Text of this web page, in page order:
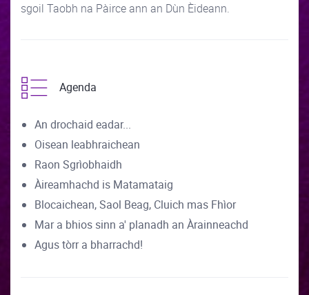
sgoil Taobh na Pàirce ann an Dùn Èideann.
Agenda
An drochaid eadar...
Oisean leabhraichean
Raon Sgrìobhaidh
Àireamhachd is Matamataig
Blocaichean, Saol Beag, Cluich mas Fhìor
Mar a bhios sinn a' planadh an Àrainneachd
Agus tòrr a bharrachd!